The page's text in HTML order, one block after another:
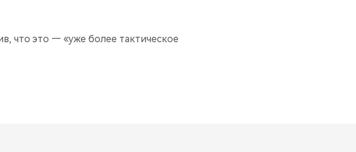
что это — «уже более тактическое